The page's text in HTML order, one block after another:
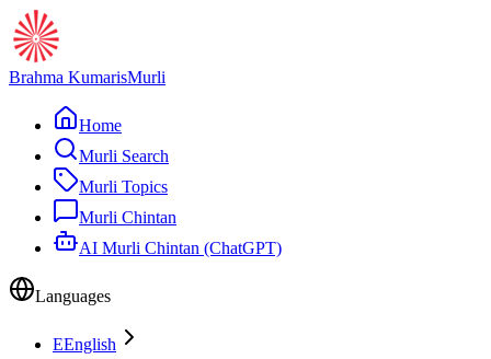
Brahma KumarisMurli
Home
Murli Search
Murli Topics
Murli Chintan
AI Murli Chintan (ChatGPT)
Languages
EEnglish